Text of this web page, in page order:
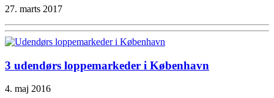
27. marts 2017
3 udendørs loppemarkeder i København
4. maj 2016